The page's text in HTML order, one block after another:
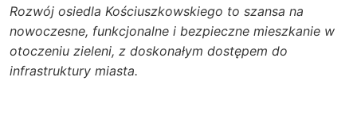
Rozwój osiedla Kościuszkowskiego to szansa na
nowoczesne, funkcjonalne i bezpieczne mieszkanie w
otoczeniu zieleni, z doskonałym dostępem do
infrastruktury miasta.